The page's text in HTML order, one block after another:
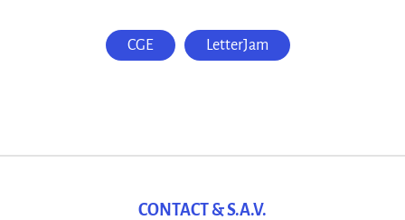
CGE LetterJam
CONTACT & S.A.V.